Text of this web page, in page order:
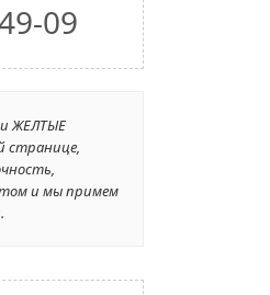
09
ЖЕЛТЫЕ
странице,
и мы примем